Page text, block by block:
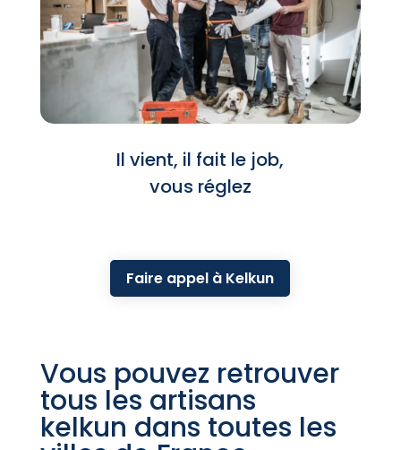
Il vient, il fait le job,
vous réglez
Faire appel à Kelkun
Vous pouvez retrouver
tous les artisans
kelkun dans toutes les